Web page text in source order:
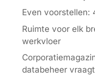
Even voorstellen:
Ruimte voor elk
werkvloer
databeheer